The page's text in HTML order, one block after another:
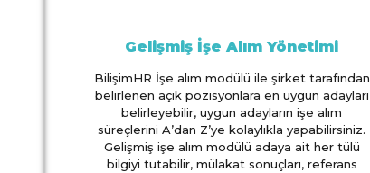
Gelişmiş İşe Alım Yönetimi
BilişimHR İşe alım modülü ile şirket tarafından
belirlenen açık pozisyonlara en uygun adayları
belirleyebilir, uygun adayların işe alım
süreçlerini A’dan Z’ye kolaylıkla yapabilirsiniz.
Gelişmiş işe alım modülü adaya ait her tülü
bilgiyi tutabilir, mülakat sonuçları, referans